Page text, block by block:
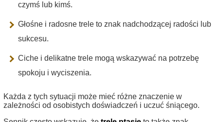
czymś lub kimś.
Głośne i radosne trele to znak nadchodzącej radości lub
sukcesu.
Ciche i delikatne trele mogą wskazywać na potrzebę
spokoju i wyciszenia.
Każda z tych sytuacji może mieć różne znaczenie w
zależności od osobistych doświadczeń i uczuć śniącego.